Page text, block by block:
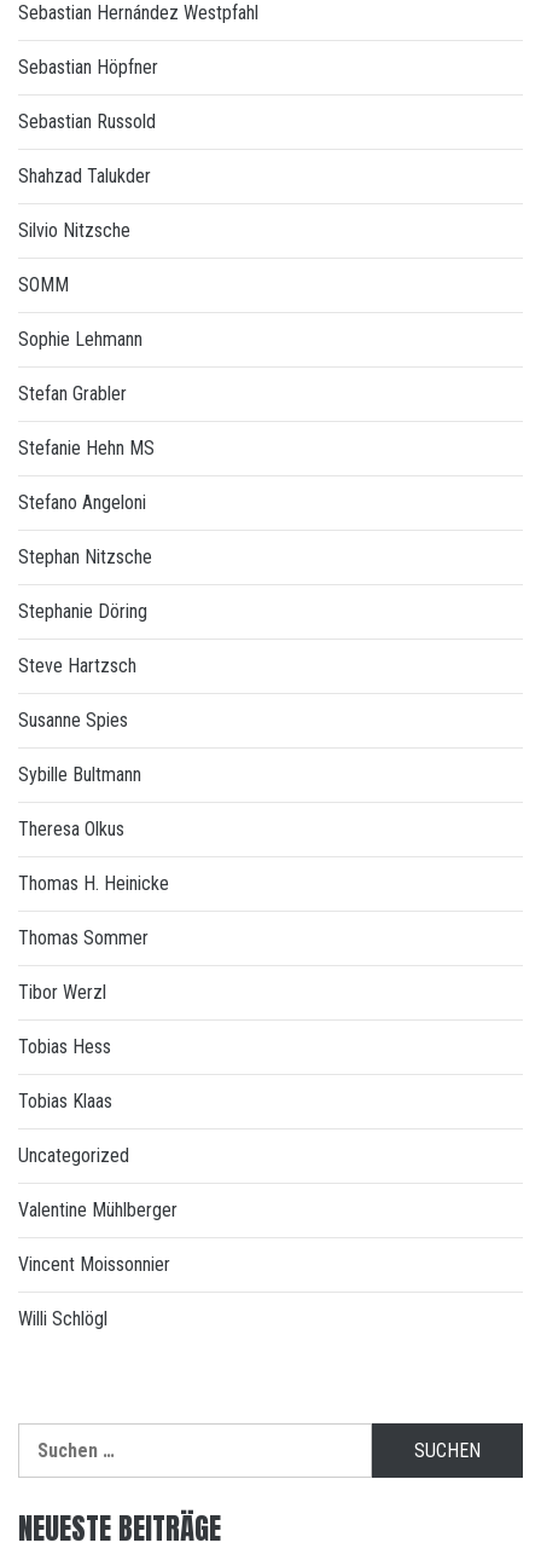
Sebastian Hernández Westpfahl
Sebastian Höpfner
Sebastian Russold
Shahzad Talukder
Silvio Nitzsche
SOMM
Sophie Lehmann
Stefan Grabler
Stefanie Hehn MS
Stefano Angeloni
Stephan Nitzsche
Stephanie Döring
Steve Hartzsch
Susanne Spies
Sybille Bultmann
Theresa Olkus
Thomas H. Heinicke
Thomas Sommer
Tibor Werzl
Tobias Hess
Tobias Klaas
Uncategorized
Valentine Mühlberger
Vincent Moissonnier
Willi Schlögl
nach:
NEUESTE BEITRÄGE